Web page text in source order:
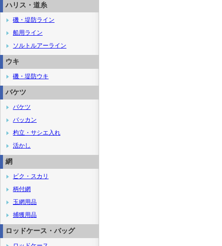
ハリス・道糸
磯・堤防ライン
船用ライン
ソルトルアーライン
ウキ
磯・堤防ウキ
バケツ
バケツ
バッカン
杓立・サシエ入れ
活かし
網
ビク・スカリ
柄付網
玉網用品
捕獲用品
ロッドケース・バッグ